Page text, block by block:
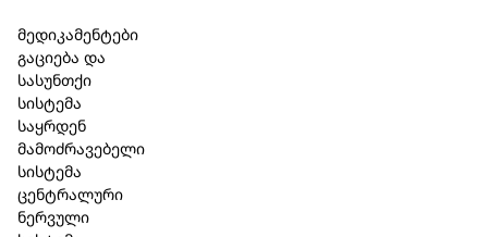
მედიკამენტები
გაციება და
სასუნთქი
სისტემა
საყრდენ
მამოძრავებელი
სისტემა
ცენტრალური
ნერვული